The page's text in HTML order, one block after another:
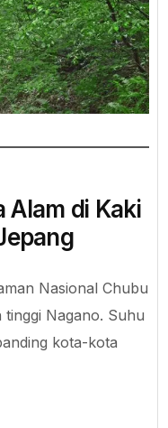
Alam di Kaki
Nasional Chubu
Nagano. Suhu
kota-kota